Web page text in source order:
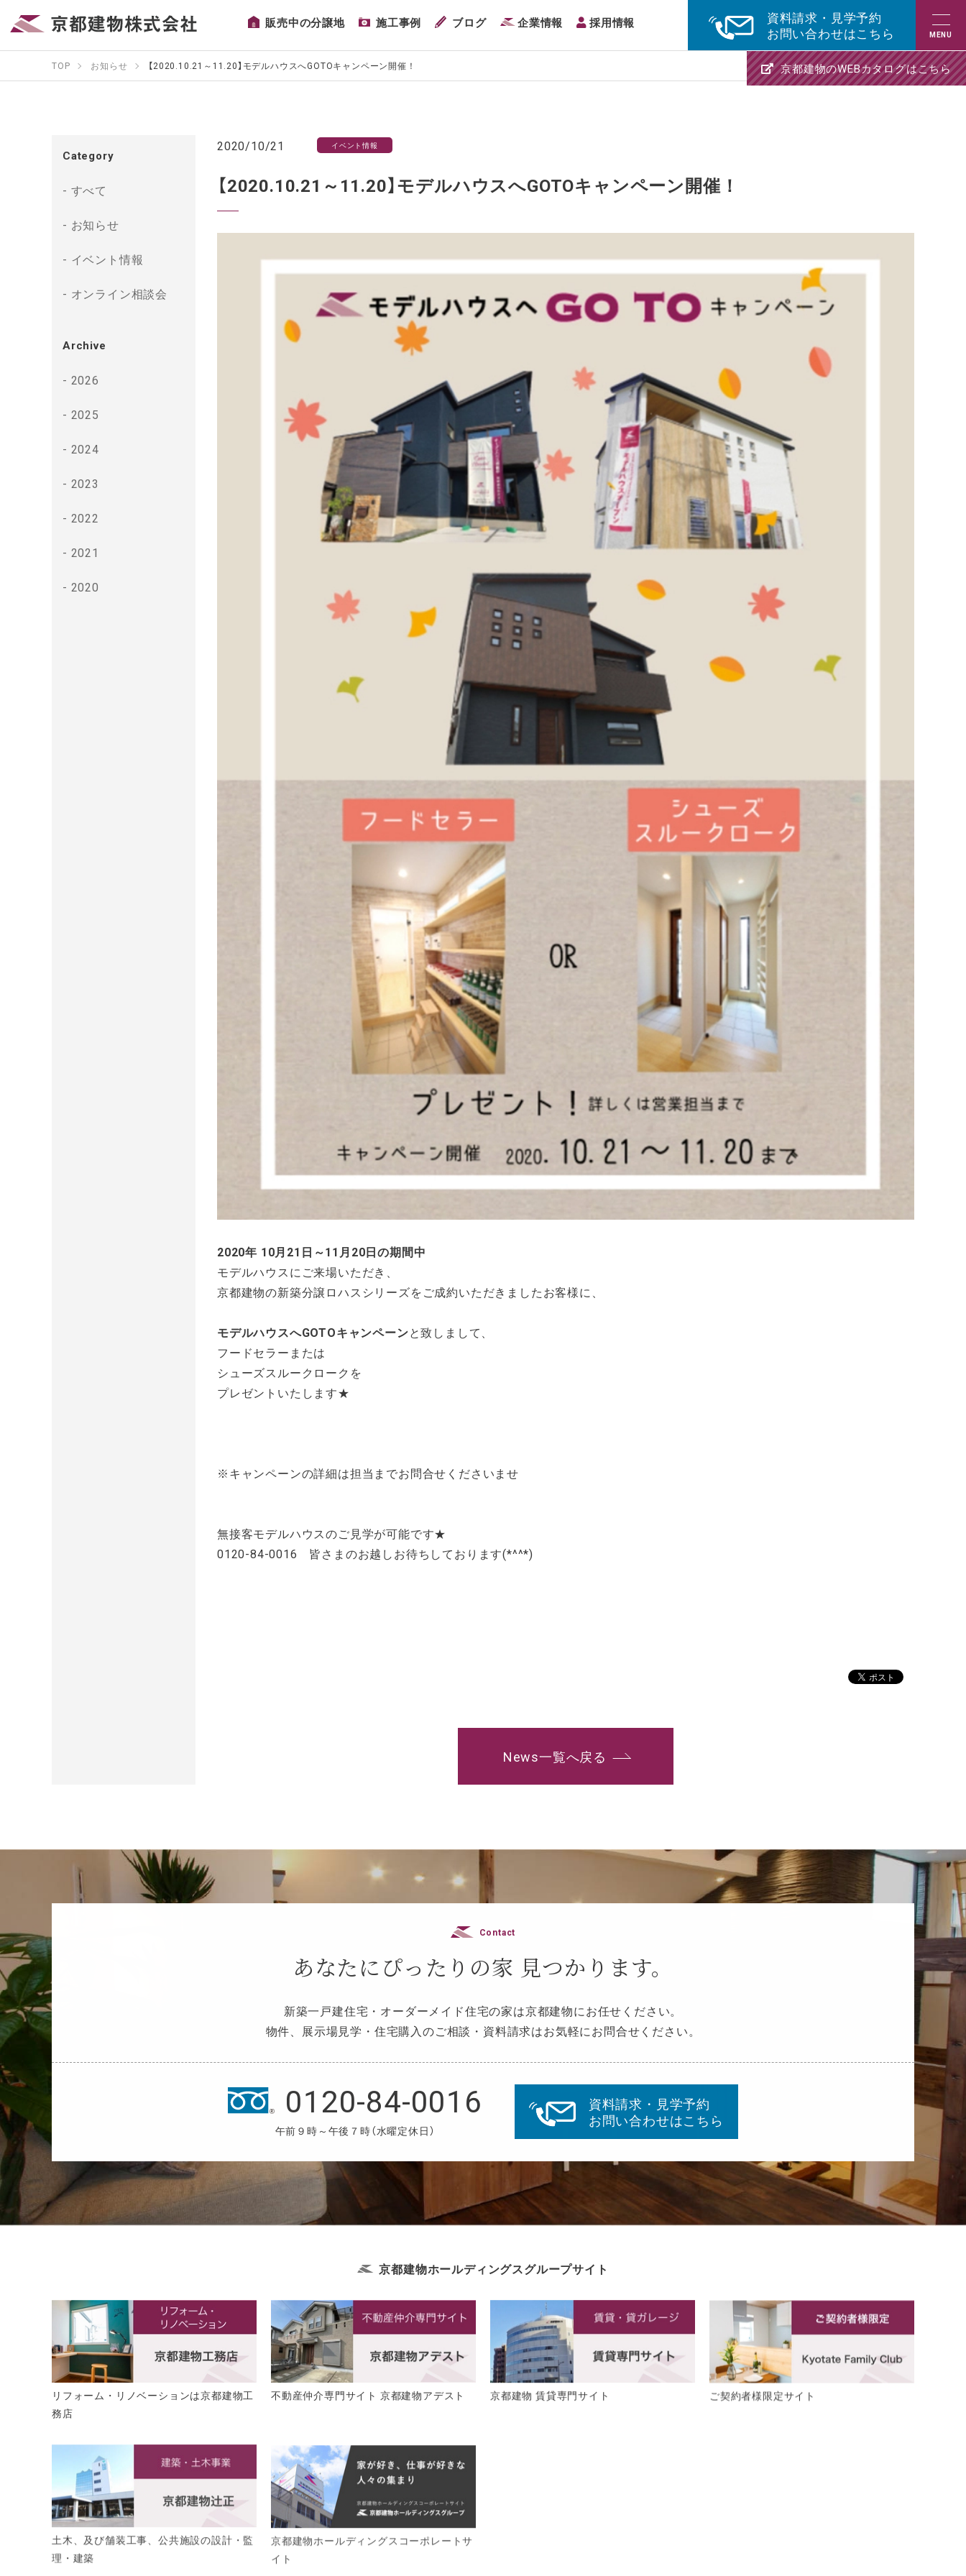
販売中の分譲地 施工事例 ブログ 企業情報 採用情報
資料請求・見学予約
お問い合わせはこちら
京都建物のWEBカタログはこちら
TOP お知らせ 【2020.10.21～11.20】モデルハウスへGOTOキャンペーン開催！
2020/10/21 イベント情報
【2020.10.21～11.20】モデルハウスへGOTOキャンペーン開催！
2020年 10月21日～11月20日の期間中
モデルハウスにご来場いただき、
京都建物の新築分譲ロハスシリーズをご成約いただきましたお客様に、
モデルハウスへGOTOキャンペーンと致しまして、
フードセラーまたは
シューズスルークロークを
プレゼントいたします★
※キャンペーンの詳細は担当までお問合せくださいませ
無接客モデルハウスのご見学が可能です★
0120-84-0016 皆さまのお越しお待ちしております(*^^*)
News一覧へ戻る
Category
すべて
お知らせ
イベント情報
オンライン相談会
Archive
2026
2025
2024
2023
2022
2021
2020
Contact
あなたにぴったりの家 見つかります。
新築一戸建住宅・オーダーメイド住宅の家は京都建物にお任せください。
物件、展示場見学・住宅購入のご相談・資料請求はお気軽にお問合せください。
0120-84-0016
午前９時～午後７時（水曜定休日）
資料請求・見学予約
お問い合わせはこちら
京都建物ホールディングスグループサイト
リフォーム・リノベーションは京都建物工
務店
不動産仲介専門サイト 京都建物アデスト 京都建物 賃貸専門サイト ご契約者様限定サイト
土木、及び舗装工事、公共施設の設計・監
理・建築
京都建物ホールディングスコーポレートサ
イト